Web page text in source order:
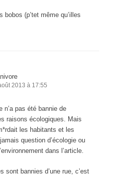
bobos (p’tet même qu’illes
2013 à 17:55
n’a pas été bannie de
raisons écologiques. Mais
les habitants et les
question d’écologie ou
dans l’article.
sont bannies d’une rue, c’est